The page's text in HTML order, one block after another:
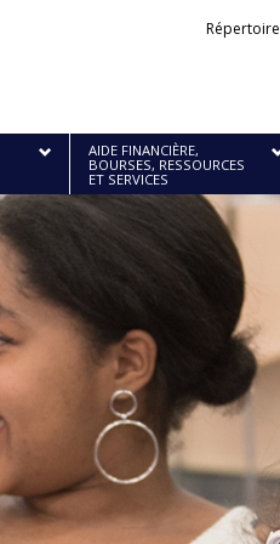
Liens
Répertoire
AIDE FINANCIÈRE,
BOURSES, RESSOURCES
ET SERVICES